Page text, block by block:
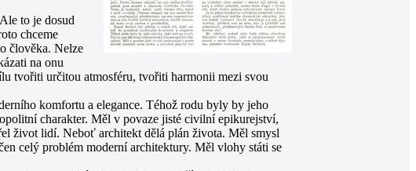
to je dosud
chceme
člověka. Nelze
na onu
tvořiti určitou atmosféru, tvořiti harmonii mezi svou
komfortu a elegance. Téhož rodu byly by jeho
charakter. Měl v povaze jisté civilní epikurejství,
život lidí. Neboť architekt dělá plán života. Měl smysl
celý problém moderní architektury. Měl vlohy státi se